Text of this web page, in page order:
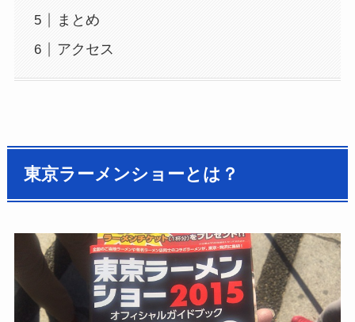
まとめ
アクセス
東京ラーメンショーとは？